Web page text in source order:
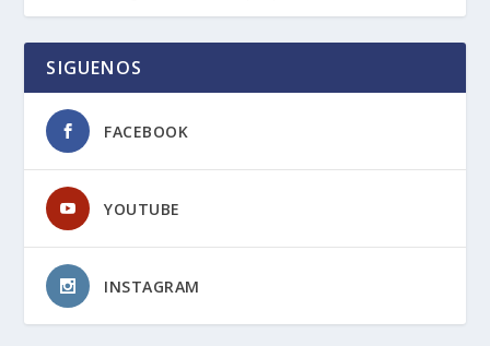
SIGUENOS
FACEBOOK
YOUTUBE
INSTAGRAM